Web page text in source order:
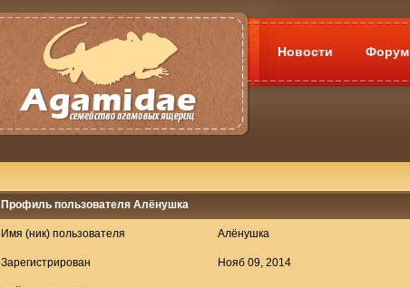
Новости Форум
Профиль пользователя Алёнушка
Имя (ник) пользователя Алёнушка
Зарегистрирован Нояб 09, 2014